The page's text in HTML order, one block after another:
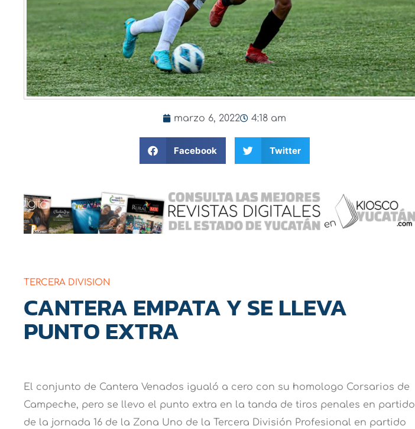
marzo 6, 2022 4:18 am
Facebook Twitter
TERCERA DIVISION
CANTERA EMPATA Y SE LLEVA
PUNTO EXTRA
El conjunto de Cantera Venados igualó a cero con su homologo Corsarios de
Campeche, pero se llevo el punto extra en la tanda de tiros penales en partido
de la jornada 16 de la Zona Uno de la Tercera División Profesional en partido